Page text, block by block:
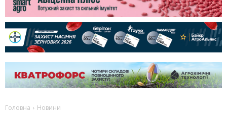
Головна Новини